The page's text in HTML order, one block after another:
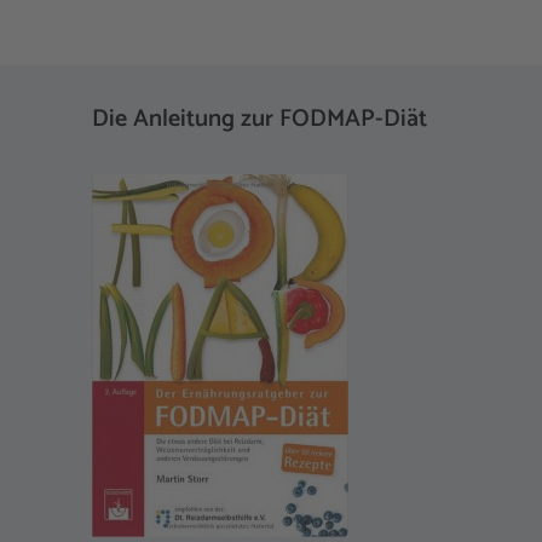
Die Anleitung zur FODMAP-Diät